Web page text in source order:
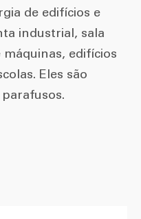
de edifícios e
industrial, sala
edifícios
Eles são